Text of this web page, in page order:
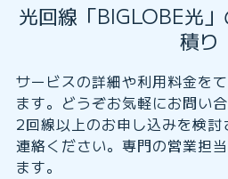
光回線「BIGLOBE光
積り
サービスの詳細や利用料金を
ます。どうぞお気軽にお問い合
2回線以上のお申し込みを検
連絡ください。専門の営業担
ます。